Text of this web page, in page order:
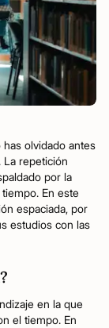
olvidado antes
La repetición
por la
En este
espaciada, por
estudios con las
en la que
el tiempo. En